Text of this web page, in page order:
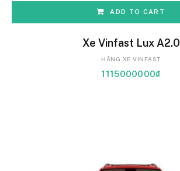
ADD TO CART
Xe Vinfast Lux A2.0
HÃNG XE VINFAST
1115000000₫